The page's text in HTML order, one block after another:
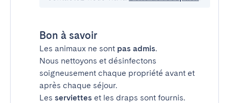
Bon à savoir
Les animaux ne sont pas admis.
Nous nettoyons et désinfectons
soigneusement chaque propriété avant et
après chaque séjour.
Les serviettes et les draps sont fournis.